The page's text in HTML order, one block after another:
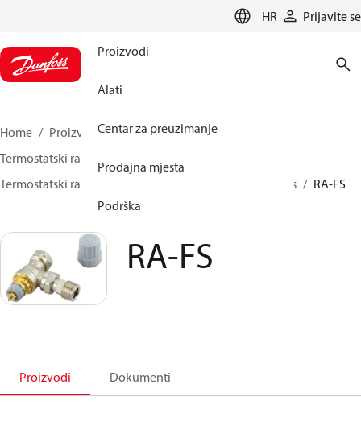
HR Prijavite se
Proizvodi
Alati
Centar za preuzimanje
Prodajna mjesta
Podrška
Home Proizvodi
Climate Solutions za grijanje
Termostatski radijatorski ventili
Termostatski radijatorski ventili
Fixed capacity valves RA-FS
RA-FS
Proizvodi Dokumenti